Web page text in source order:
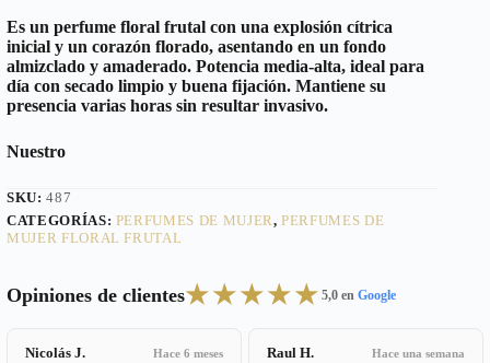
Es un perfume floral frutal con una explosión cítrica
inicial y un corazón florado, asentando en un fondo
almizclado y amaderado. Potencia media-alta, ideal para
día con secado limpio y buena fijación. Mantiene su
presencia varias horas sin resultar invasivo.
Nuestro
SKU:487
CATEGORÍAS: PERFUMES DE MUJER,PERFUMES DE
MUJER FLORAL FRUTAL
Opiniones de clientes★★★★★ 5,0 en Google
Nicolás J. Hace 6 meses Raul H. Hace una semana